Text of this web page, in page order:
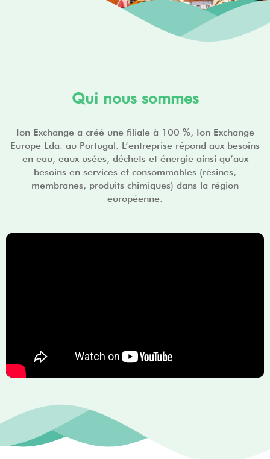
Qui nous sommes
Ion Exchange a créé une filiale à 100 %, Ion Exchange
Europe Lda. au Portugal. L’entreprise répond aux besoins
en eau, eaux usées, déchets et énergie ainsi qu’aux
besoins en services et consommables (résines,
membranes, produits chimiques) dans la région
européenne.